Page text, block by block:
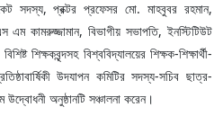
সদস্য, প্রক্টর প্রফেসর মো. মাহবুবর রহমান,
কামরুজ্জামান, বিভাগীয় সভাপতি, ইনস্টিটিউট
শিক্ষকবৃন্দসহ বিশ্ববিদ্যালয়ের শিক্ষক-শিক্ষার্থী-
উদযাপন কমিটির সদস্য-সচিব ছাত্র-
অনুষ্ঠানটি সঞ্চালনা করেন।